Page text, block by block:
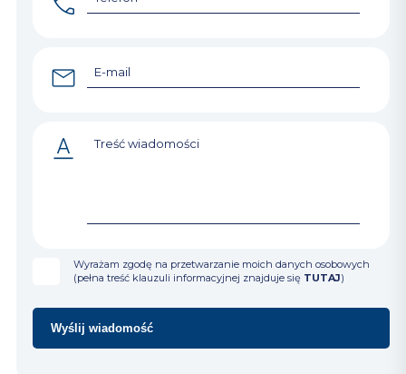
Wyrażam zgodę na przetwarzanie moich danych osobowych
(pełna treść klauzuli informacyjnej znajduje się TUTAJ)